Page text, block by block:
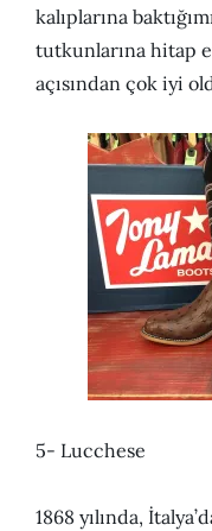
kalıplarına
tutkunlarına hitap
açısından çok iyi
5- Lucchese
1868 yılında,